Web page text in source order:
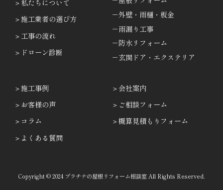
私たちについて
施工業者の選び方
工事の流れ
ドローン診断
－外壁・雨樋・板金
－雨漏り工事
－防水リフォーム
－玄関ドア・エクステリア
施工事例
お客様の声
コラム
よくある質問
会社案内
ご相談フォーム
概算見積もりフォーム
Copyright © 2024 プラチナの屋根リフォーム相談室 All Rights Reserved.